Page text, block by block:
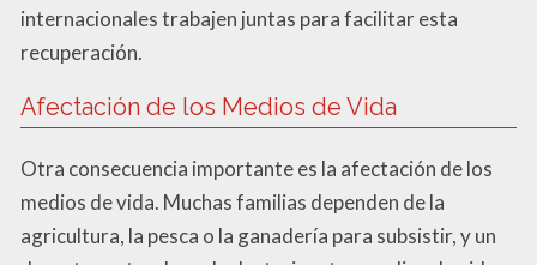
internacionales trabajen juntas para facilitar esta
recuperación.
Afectación de los Medios de Vida
Otra consecuencia importante es la afectación de los
medios de vida. Muchas familias dependen de la
agricultura, la pesca o la ganadería para subsistir, y un